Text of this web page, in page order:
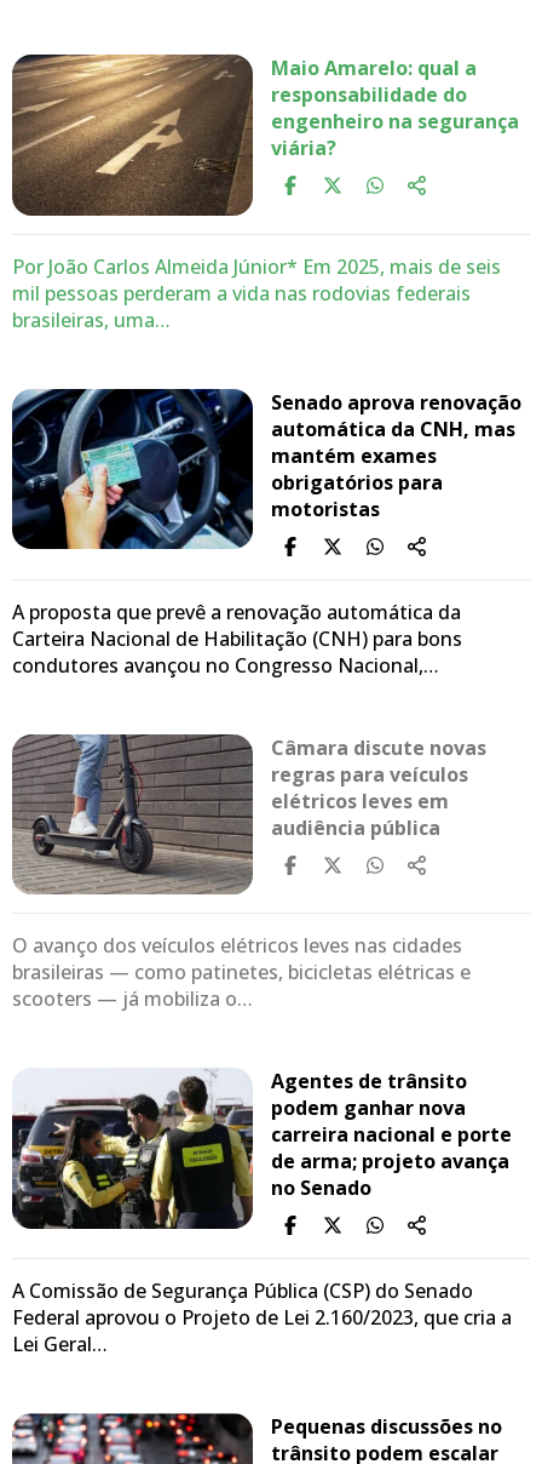
Maio Amarelo: qual a
responsabilidade do
engenheiro na segurança
viária?
Por João Carlos Almeida Júnior* Em 2025, mais de seis
mil pessoas perderam a vida nas rodovias federais
brasileiras, uma…
Senado aprova renovação
automática da CNH, mas
mantém exames
obrigatórios para
motoristas
A proposta que prevê a renovação automática da
Carteira Nacional de Habilitação (CNH) para bons
condutores avançou no Congresso Nacional,…
Câmara discute novas
regras para veículos
elétricos leves em
audiência pública
O avanço dos veículos elétricos leves nas cidades
brasileiras — como patinetes, bicicletas elétricas e
scooters — já mobiliza o…
Agentes de trânsito
podem ganhar nova
carreira nacional e porte
de arma; projeto avança
no Senado
A Comissão de Segurança Pública (CSP) do Senado
Federal aprovou o Projeto de Lei 2.160/2023, que cria a
Lei Geral…
Pequenas discussões no
trânsito podem escalar